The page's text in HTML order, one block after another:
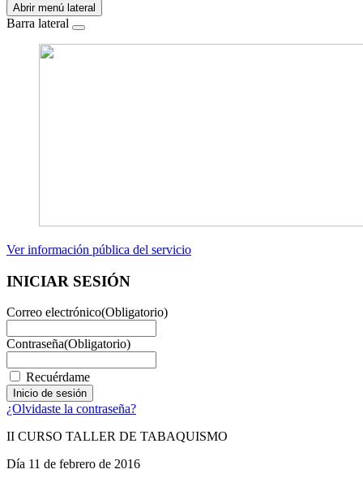
Abrir menú lateral
Barra lateral
Ver información pública del servicio
INICIAR SESIÓN
Correo electrónico(Obligatorio)
Contraseña(Obligatorio)
Recuérdame
¿Olvidaste la contraseña?
II CURSO TALLER DE TABAQUISMO
Día 11 de febrero de 2016